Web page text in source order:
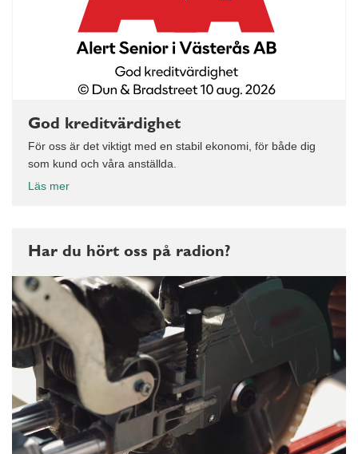
God kreditvärdighet
För oss är det viktigt med en stabil ekonomi, för både dig
som kund och våra anställda.
Läs mer
Har du hört oss på radion?